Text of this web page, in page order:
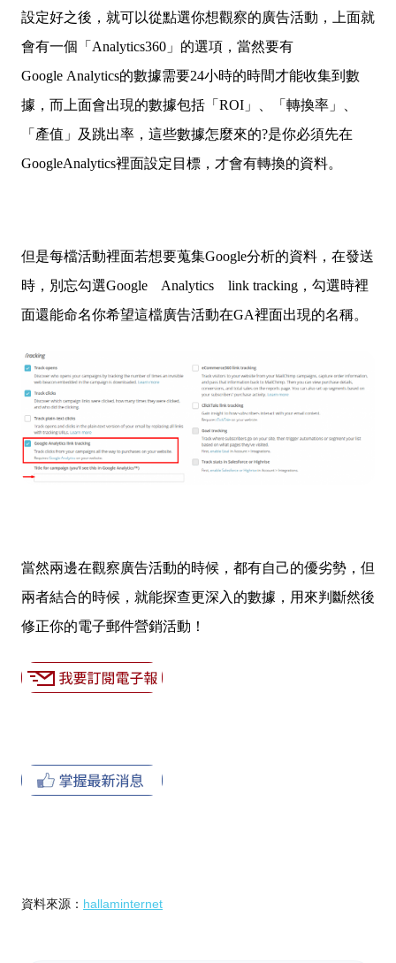
設定好之後，就可以從點選你想觀察的廣告活動，上面就
會有一個「Analytics360」的選項，當然要有
Google Analytics的數據需要24小時的時間才能收集到數
據，而上面會出現的數據包括「ROI」、「轉換率」、
「產值」及跳出率，這些數據怎麼來的?是你必須先在
GoogleAnalytics裡面設定目標，才會有轉換的資料。
但是每檔活動裡面若想要蒐集Google分析的資料，在發送
時，別忘勾選Google Analytics link tracking，勾選時裡
面還能命名你希望這檔廣告活動在GA裡面出現的名稱。
當然兩邊在觀察廣告活動的時候，都有自己的優劣勢，但
兩者結合的時候，就能探查更深入的數據，用來判斷然後
修正你的電子郵件營銷活動！
資料來源： hallaminternet